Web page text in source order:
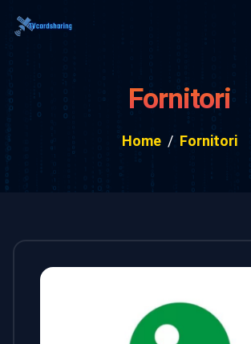
Fornitori
Home Fornitori